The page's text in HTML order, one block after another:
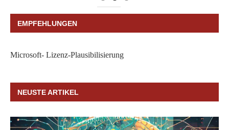
EMPFEHLUNGEN
Microsoft- Lizenz-Plausibilisierung
NEUSTE ARTIKEL